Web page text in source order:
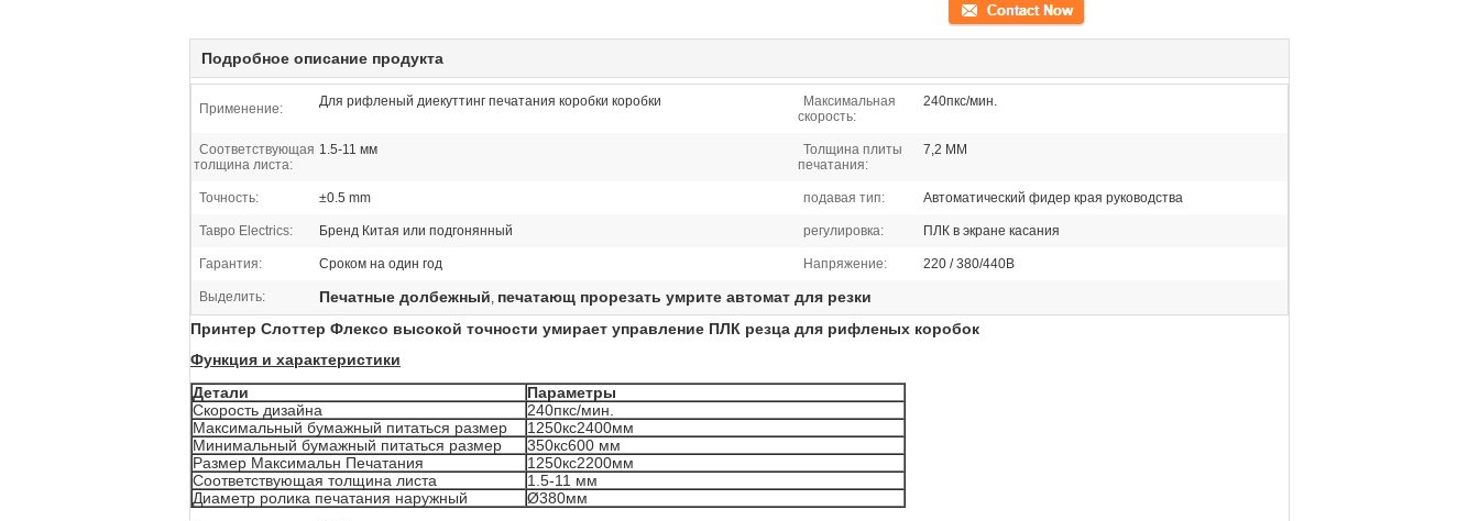
контакт
Подробное описание продукта
Применение: Для рифленый диекуттинг печатания коробки коробки
Максимальная
скорость:
240пкс/мин.
Соответствующая
толщина листа:
1.5-11 мм
Толщина плиты
печатания:
7,2 MM
Точность: ±0.5 mm подавая тип: Автоматический фидер края руководства
Тавро Electrics: Бренд Китая или подгонянный регулировка: ПЛК в экране касания
Гарантия: Сроком на один год Напряжение: 220 / 380/440В
Выделить: Печатные долбежный, печатающ прорезать умрите автомат для резки
Принтер Слоттер Флексо высокой точности умирает управление ПЛК резца для рифленых коробок
Функция и характеристики
Детали
Параметры
Скорость дизайна
240пкс/мин.
Максимальный бумажный питаться размер
1250кс2400мм
Минимальный бумажный питаться размер
350кс600 мм
Размер Максимальн Печатания
1250кс2200мм
Соответствующая толщина листа
1.5-11 мм
Диаметр ролика печатания наружный
Ø380мм